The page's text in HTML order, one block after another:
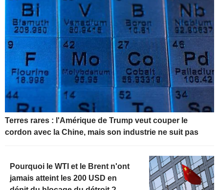
Terres rares : l'Amérique de Trump veut couper le
cordon avec la Chine, mais son industrie ne suit pas
Pourquoi le WTI et le Brent n'ont
jamais atteint les 200 USD en